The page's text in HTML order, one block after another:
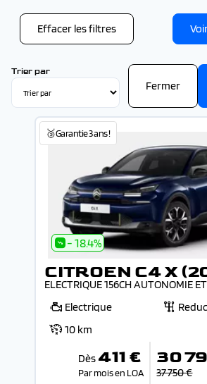
Blanc (1)
Gris (1)
Effacer les filtres
Trier par
Fermer
🥉Garantie 3 ans !
- 18.4%
CITROEN C4 X
ELECTRIQUE 156CH AUTONOMIE
Electrique
10 km
Dès 411 €
Par mois en LOA
30
37 750 €